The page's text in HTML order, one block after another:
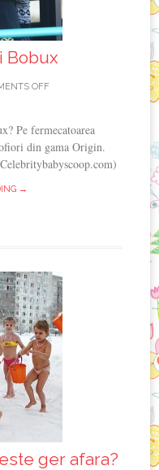
Bobux
OFF
Pe fermecatoarea
din gama Origin.
→
ger afara?